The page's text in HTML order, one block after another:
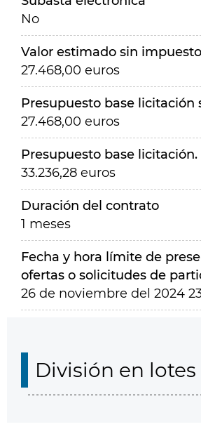
No
Valor estimado sin
27.468,00 euros
Presupuesto base licitación
27.468,00 euros
Presupuesto base
33.236,28 euros
Duración del contrato
1 meses
Fecha y hora límite de
ofertas o solicitudes de
26 de noviembre del 2024
División en lotes